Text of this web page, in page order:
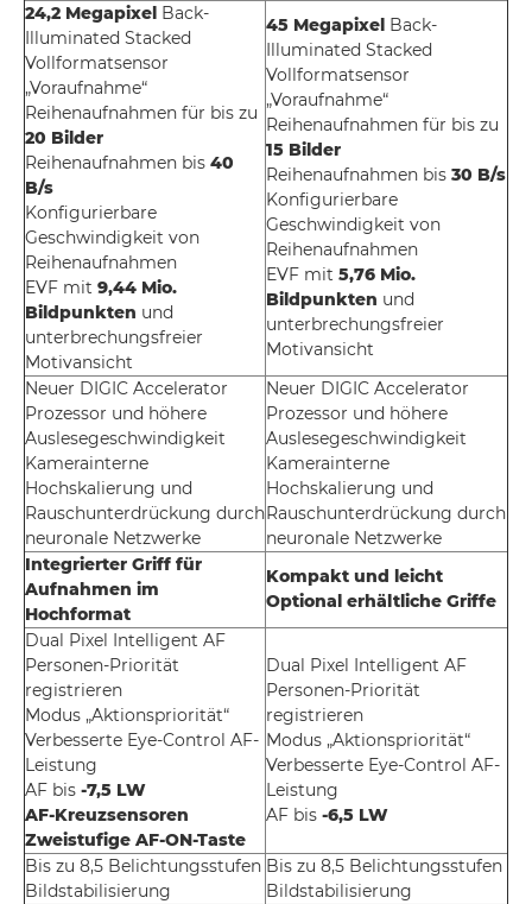
24,2 Megapixel Back-
Illuminated Stacked
Vollformatsensor
„Voraufnahme“
Reihenaufnahmen für bis zu
20 Bilder
Reihenaufnahmen bis 40
B/s
Konfigurierbare
Geschwindigkeit von
Reihenaufnahmen
EVF mit 9,44 Mio.
Bildpunkten und
unterbrechungsfreier
Motivansicht
45 Megapixel Back-
Illuminated Stacked
Vollformatsensor
„Voraufnahme“
Reihenaufnahmen für bis zu
15 Bilder
Reihenaufnahmen bis 30 B/s
Konfigurierbare
Geschwindigkeit von
Reihenaufnahmen
EVF mit 5,76 Mio.
Bildpunkten und
unterbrechungsfreier
Motivansicht
Neuer DIGIC Accelerator
Prozessor und höhere
Auslesegeschwindigkeit
Kamerainterne
Hochskalierung und
Rauschunterdrückung durch
neuronale Netzwerke
Neuer DIGIC Accelerator
Prozessor und höhere
Auslesegeschwindigkeit
Kamerainterne
Hochskalierung und
Rauschunterdrückung durch
neuronale Netzwerke
Integrierter Griff für
Aufnahmen im
Hochformat
Kompakt und leicht
Optional erhältliche Griffe
Dual Pixel Intelligent AF
Personen-Priorität
registrieren
Modus „Aktionspriorität“
Verbesserte Eye-Control AF-
Leistung
AF bis -7,5 LW
AF-Kreuzsensoren
Zweistufige AF-ON-Taste
Dual Pixel Intelligent AF
Personen-Priorität
registrieren
Modus „Aktionspriorität“
Verbesserte Eye-Control AF-
Leistung
AF bis -6,5 LW
Bis zu 8,5 Belichtungsstufen
Bildstabilisierung
Bis zu 8,5 Belichtungsstufen
Bildstabilisierung